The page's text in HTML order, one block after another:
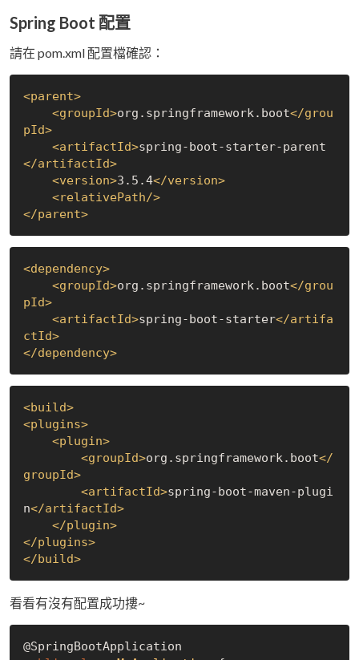
Spring Boot 配置
請在 pom.xml 配置檔確認：
<parent>
<groupId>org.springframework.boot</grou
pId>
<artifactId>spring-boot-starter-parent
</artifactId>
<version>3.5.4</version>
<relativePath/>
</parent>
<dependency>
<groupId>org.springframework.boot</grou
pId>
<artifactId>spring-boot-starter</artifa
ctId>
</dependency>
<build>
<plugins>
<plugin>
<groupId>org.springframework.boot</
groupId>
<artifactId>spring-boot-maven-plugi
n</artifactId>
</plugin>
</plugins>
</build>
看看有沒有配置成功摟~